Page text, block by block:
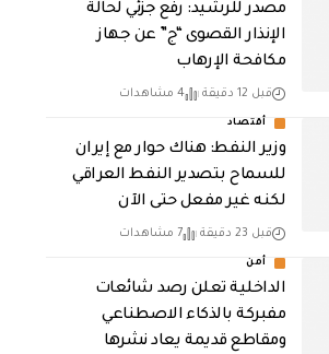
مصدر للرشيد: رفع جزئي لحالة
الإنذار القصوى “ج” عن جهاز
مكافحة الإرهاب
قبل 12 دقيقة 4 مشاهدات
أقتصاد
وزير النفط: هناك حوار مع إيران
للسماح بتصدير النفط العراقي
لكنه غير مفعل حتى الآن
قبل 23 دقيقة 7 مشاهدات
أمن
الداخلية تعلن رصد شائعات
مفبركة بالذكاء الاصطناعي
ومقاطع قديمة يعاد نشرها